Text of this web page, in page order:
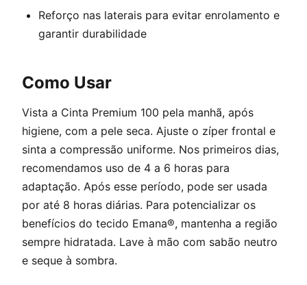
Reforço nas laterais para evitar enrolamento e
garantir durabilidade
Como Usar
Vista a Cinta Premium 100 pela manhã, após
higiene, com a pele seca. Ajuste o zíper frontal e
sinta a compressão uniforme. Nos primeiros dias,
recomendamos uso de 4 a 6 horas para
adaptação. Após esse período, pode ser usada
por até 8 horas diárias. Para potencializar os
benefícios do tecido Emana®, mantenha a região
sempre hidratada. Lave à mão com sabão neutro
e seque à sombra.